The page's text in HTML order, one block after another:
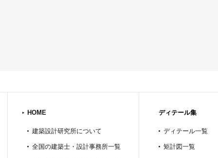
HOME
建築設計研究所について
全国の建築士・設計事務所一覧
ディテール集
ディテール一覧
矩計図一覧